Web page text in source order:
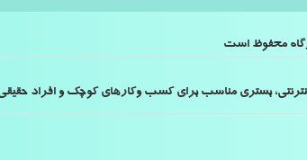
بستری مناسب برای کسب وکارهای کوچک و افراد